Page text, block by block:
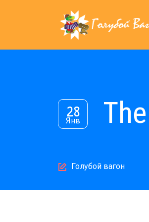
28
Янв
Author
Голубой вагон